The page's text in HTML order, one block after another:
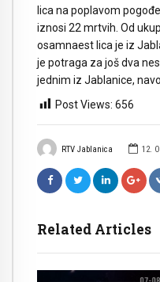
RTV Jablanica 12.
Related Articles
lica na poplavom
iznosi 22 mrtvih. Od
osamnaest lica je iz
je potraga za još dva
jednim iz Jablanice,
Post Views: 656